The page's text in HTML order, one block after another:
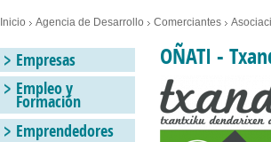
You are here
Inicio Agencia de Desarrollo Comerciantes
OÑATI -
Empresas
Empleo y
Formación
Emprendedores